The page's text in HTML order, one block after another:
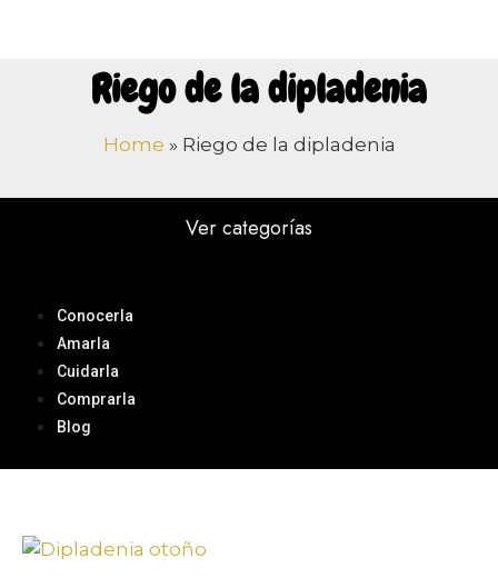
Riego de la dipladenia
Home » Riego de la dipladenia
Ver categorías
Conocerla
Amarla
Cuidarla
Comprarla
Blog